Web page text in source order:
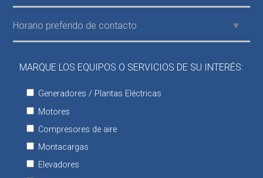
MARQUE LOS EQUIPOS O SERVICIOS DE SU INTERÉS:
Generadores / Plantas Eléctricas
Motores
Compresores de aire
Montacargas
Elevadores